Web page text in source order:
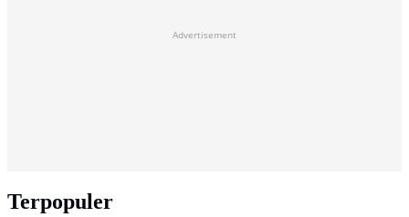
Advertisement
Terpopuler